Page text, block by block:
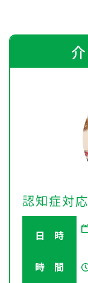
認知症対
日 時
時 間